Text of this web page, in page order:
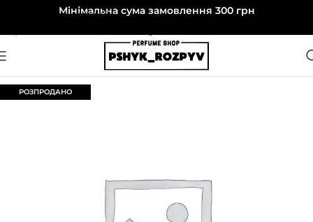
Перейти до навігаціїМінімальна сума замовлення 300 грн
РОЗПРОДАНО